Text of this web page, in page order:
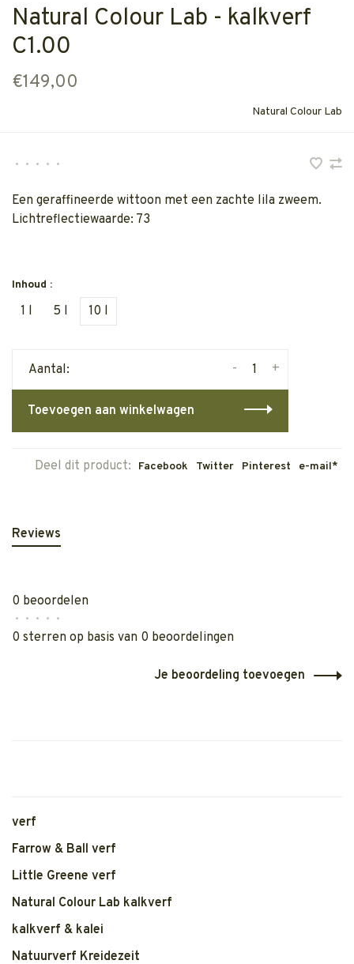
Natural Colour Lab - kalkverf
C1.00
€149,00
Natural Colour Lab
• • • • •
Een geraffineerde wittoon met een zachte lila zweem.
Lichtreflectiewaarde: 73
Inhoud :
1 l 5 l 10 l
Aantal: +
-
Toevoegen aan winkelwagen
Deel dit product: Facebook Twitter Pinterest e-mail*
Reviews
0 beoordelen
• • • • •
0 sterren op basis van 0 beoordelingen
Je beoordeling toevoegen
verf
Farrow & Ball verf
Little Greene verf
Natural Colour Lab kalkverf
kalkverf & kalei
Natuurverf Kreidezeit